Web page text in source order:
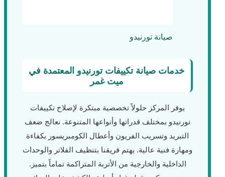
صيانة تورنيدو
خدمات صيانة تكييفات تورنيدو المعتمدة في
ميت غمر
يوفر المركز حلولاً تخصصية مبتكرة لإصلاح تكييفات
تورنيدو بمختلف قدراتها وأنواعها المتنوعة. نعالج ضعف
التبريد وتسريب الفريون وأعطال الكومبريسور بكفاءة
ومهارة فنية عالية. يهتم فريقنا بتنظيف الفلاتر والوحدات
الداخلية والخارجية من الأتربة المتراكمة تماماً بتميز.